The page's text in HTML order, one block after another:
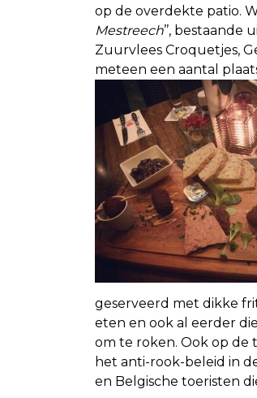
op de overdekte patio.
Mestreech’’, bestaande
Zuurvlees Croquetjes,
meteen een aantal
geserveerd met dikke
eten en ook al eerder
om te roken. Ook op de
het anti-rook-beleid in
en Belgische toeristen